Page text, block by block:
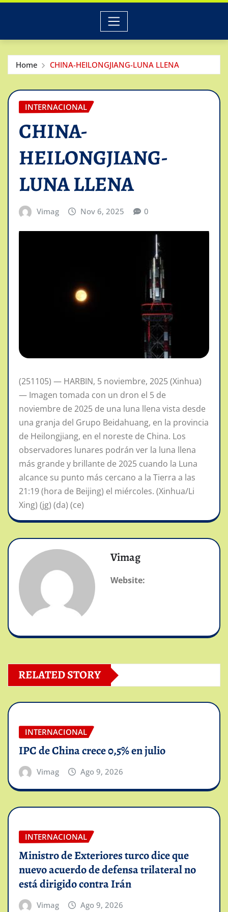
Home CHINA-HEILONGJIANG-LUNA LLENA
INTERNACIONAL
CHINA-
HEILONGJIANG-
LUNA LLENA
Vimag Nov 6, 2025 0
(251105) — HARBIN, 5 noviembre, 2025 (Xinhua)
— Imagen tomada con un dron el 5 de
noviembre de 2025 de una luna llena vista desde
una granja del Grupo Beidahuang, en la provincia
de Heilongjiang, en el noreste de China. Los
observadores lunares podrán ver la luna llena
más grande y brillante de 2025 cuando la Luna
alcance su punto más cercano a la Tierra a las
21:19 (hora de Beijing) el miércoles. (Xinhua/Li
Xing) (jg) (da) (ce)
Vimag
Website:
RELATED STORY
INTERNACIONAL
IPC de China crece 0,5% en julio
Vimag Ago 9, 2026
INTERNACIONAL
Ministro de Exteriores turco dice que
nuevo acuerdo de defensa trilateral no
está dirigido contra Irán
Vimag Ago 9, 2026